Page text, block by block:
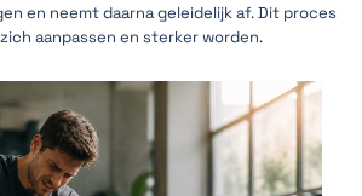
en neemt daarna geleidelijk af. Dit proces
aanpassen en sterker worden.